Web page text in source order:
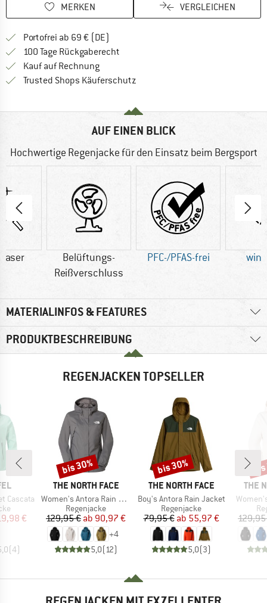
MERKEN VERGLEICHEN
Portofrei ab 69 € (DE)
100 Tage Rückgaberecht
Kauf auf RechnungFinde die Zahlungs-Infos hier! Öffnet
Trusted Shops Käuferschutz
AUF EINEN BLICK
Hochwertige Regenjacke für den Einsatz beim Bergsport
Belüftungs-
Reißverschluss
PFC-/PFAS-frei
MATERIALINFOS & FEATURES
PRODUKTBESCHREIBUNG
REGENJACKEN TOPSELLER
Cascata
Preis
€
(4)
MARKE
THE NORTH FACE
Artikel
Women's Antora Rain Jacket
Produktgruppe
Regenjacke
Preis
129,95 € reduzierter Preis
ab 90,97 €
+4
5,0(12)
Rabatt
bis 30%
MARKE
THE NORTH FACE
Artikel
Boy's Antora Rain Jacket
Produktgruppe
Regenjacke
Preis
79,95 € reduzierter Preis
ab 55,97 €
5,0(3)
Rabatt
bis 30%
THE
Artikel